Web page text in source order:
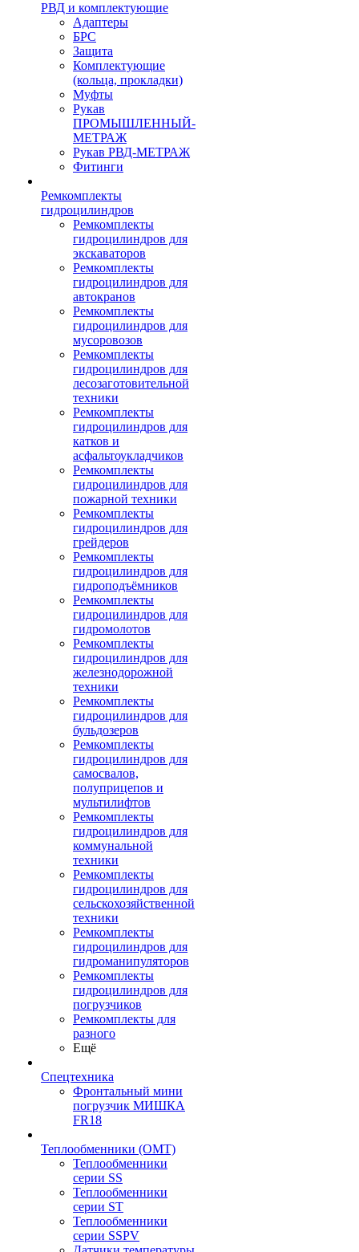
РВД и комплектующие
Адаптеры
БРС
Защита
Комплектующие
(кольца, прокладки)
Муфты
Рукав
ПРОМЫШЛЕННЫЙ-
МЕТРАЖ
Рукав РВД-МЕТРАЖ
Фитинги
Ремкомплекты
гидроцилиндров
Ремкомплекты
гидроцилиндров для
экскаваторов
Ремкомплекты
гидроцилиндров для
автокранов
Ремкомплекты
гидроцилиндров для
мусоровозов
Ремкомплекты
гидроцилиндров для
лесозаготовительной
техники
Ремкомплекты
гидроцилиндров для
катков и
асфальтоукладчиков
Ремкомплекты
гидроцилиндров для
пожарной техники
Ремкомплекты
гидроцилиндров для
грейдеров
Ремкомплекты
гидроцилиндров для
гидроподъёмников
Ремкомплекты
гидроцилиндров для
гидромолотов
Ремкомплекты
гидроцилиндров для
железнодорожной
техники
Ремкомплекты
гидроцилиндров для
бульдозеров
Ремкомплекты
гидроцилиндров для
самосвалов,
полуприцепов и
мультилифтов
Ремкомплекты
гидроцилиндров для
коммунальной
техники
Ремкомплекты
гидроцилиндров для
сельскохозяйственной
техники
Ремкомплекты
гидроцилиндров для
гидроманипуляторов
Ремкомплекты
гидроцилиндров для
погрузчиков
Ремкомплекты для
разного
Ещё
Спецтехника
Фронтальный мини
погрузчик МИШКА
FR18
Теплообменники (OMT)
Теплообменники
серии SS
Теплообменники
серии ST
Теплообменники
серии SSPV